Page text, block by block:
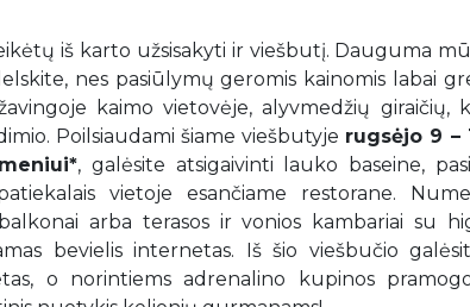
iš karto užsisakyti ir viešbutį. Dauguma
nes pasiūlymų geromis kainomis labai
kaimo vietovėje, alyvmedžių
Poilsiaudami šiame viešbutyje rugsėjo 9 –
, galėsite atsigaivinti lauko baseine,
vietoje esančiame restorane.
arba terasos ir vonios kambariai su
bevielis internetas. Iš šio viešbučio
o norintiems adrenalino kupinos